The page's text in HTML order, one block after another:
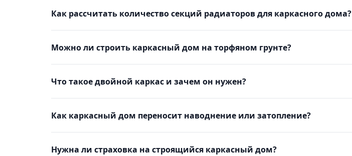
Как рассчитать количество секций радиаторов для каркасного дома?
Можно ли строить каркасный дом на торфяном грунте?
Что такое двойной каркас и зачем он нужен?
Как каркасный дом переносит наводнение или затопление?
Нужна ли страховка на строящийся каркасный дом?